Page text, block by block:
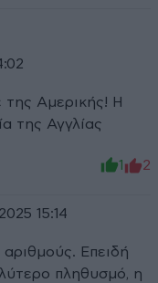
της Αμερικής! Η
της Αγγλίας
1 2
15:14
Επειδή
πληθυσμό, η